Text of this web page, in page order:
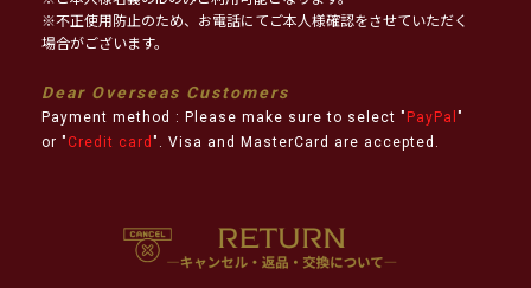
※不正使用防止のため、お電話にてご本人様確認をさせていただく
場合がございます。
Dear Overseas Customers
Payment method : Please make sure to select " PayPal "
or " Credit card ". Visa and MasterCard are accepted.